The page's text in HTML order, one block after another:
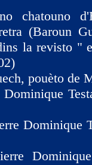
chatouno
(Baroun
la revisto "
pouèto de
Dominique